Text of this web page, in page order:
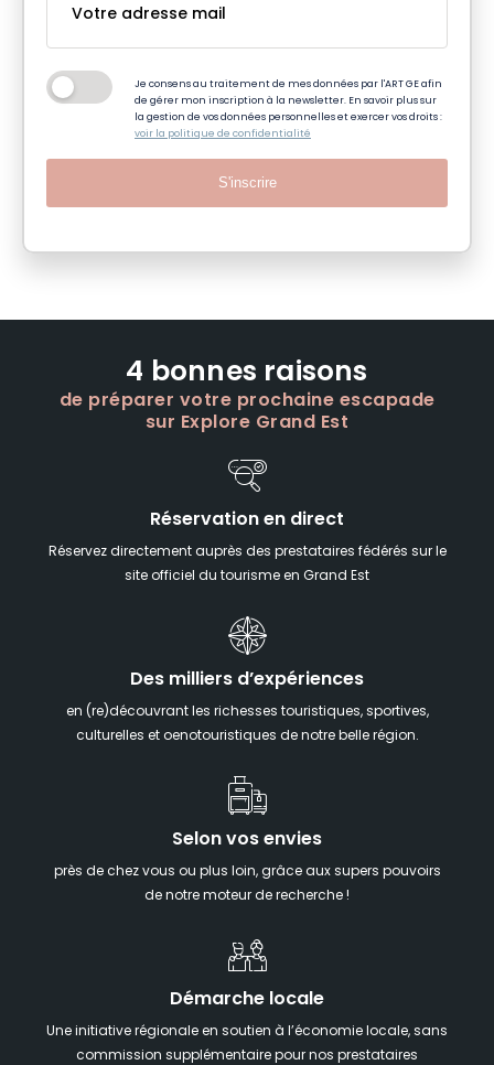
Je consens au traitement de mes données par l'ART GE afin
de gérer mon inscription à la newsletter. En savoir plus sur
la gestion de vos données personnelles et exercer vos droits :
voir la politique de confidentialité
S'inscrire
4 bonnes raisons
de préparer votre prochaine escapade
sur Explore Grand Est
Réservation en direct
Réservez directement auprès des prestataires fédérés sur le
site officiel du tourisme en Grand Est
Des milliers d’expériences
en (re)découvrant les richesses touristiques, sportives,
culturelles et oenotouristiques de notre belle région.
Selon vos envies
près de chez vous ou plus loin, grâce aux supers pouvoirs
de notre moteur de recherche !
Démarche locale
Une initiative régionale en soutien à l’économie locale, sans
commission supplémentaire pour nos prestataires